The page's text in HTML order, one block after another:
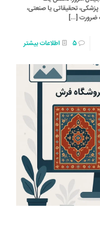
تحقیقاتی یا صنعتی،
ضرورت […]
5 اطلاعات بیشتر